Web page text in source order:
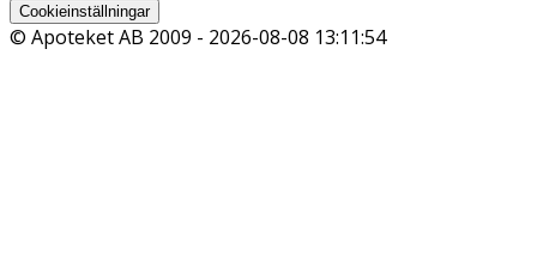
Cookieinställningar
© Apoteket AB 2009 - 2026-08-08 13:11:54